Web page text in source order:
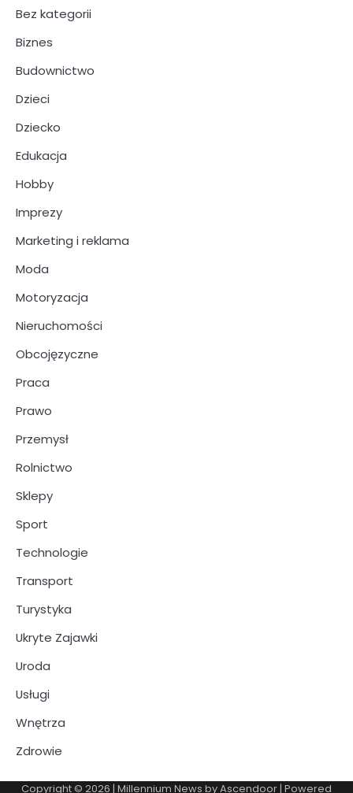
Bez kategorii
Biznes
Budownictwo
Dzieci
Dziecko
Edukacja
Hobby
Imprezy
Marketing i reklama
Moda
Motoryzacja
Nieruchomości
Obcojęzyczne
Praca
Prawo
Przemysł
Rolnictwo
Sklepy
Sport
Technologie
Transport
Turystyka
Ukryte Zajawki
Uroda
Usługi
Wnętrza
Zdrowie
Copyright © 2026 | Millennium News byAscendoor| Powered